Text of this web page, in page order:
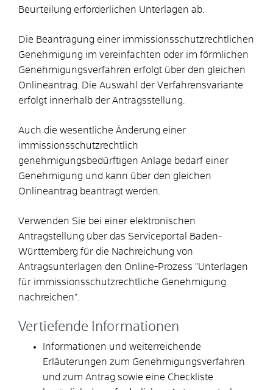
Beurteilung erforderlichen Unterlagen ab.
Die Beantragung einer immissionsschutzrechtlichen
Genehmigung im vereinfachten oder im förmlichen
Genehmigungsverfahren erfolgt über den gleichen
Onlineantrag. Die Auswahl der Verfahrensvariante
erfolgt innerhalb der Antragsstellung.
Auch die wesentliche Änderung einer
immissionsschutzrechtlich
genehmigungsbedürftigen Anlage bedarf einer
Genehmigung und kann über den gleichen
Onlineantrag beantragt werden.
Verwenden Sie bei einer elektronischen
Antragstellung über das Serviceportal Baden-
Württemberg für die Nachreichung von
Antragsunterlagen den Online-Prozess "Unterlagen
für immissionsschutzrechtliche Genehmigung
nachreichen".
Vertiefende Informationen
Informationen und weiterreichende
Erläuterungen zum Genehmigungsverfahren
und zum Antrag sowie eine Checkliste